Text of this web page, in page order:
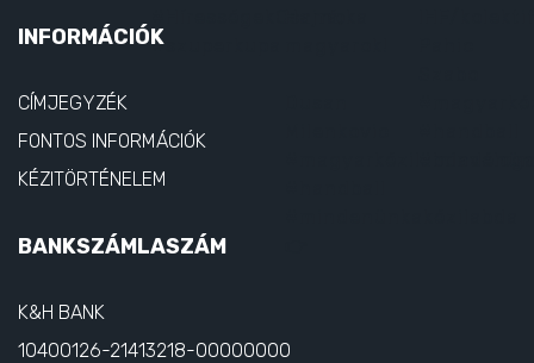
INFORMÁCIÓK
CÍMJEGYZÉK
FONTOS INFORMÁCIÓK
KÉZITÖRTÉNELEM
BANKSZÁMLASZÁM
K&H BANK
10400126-21413218-00000000